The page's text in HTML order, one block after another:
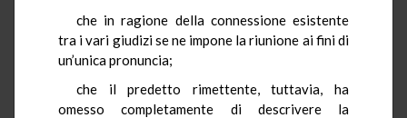
che in ragione della connessione esistente
tra i vari giudizi se ne impone la riunione ai fini di
un’unica pronuncia;
che il predetto rimettente, tuttavia, ha
omesso completamente di descrivere la